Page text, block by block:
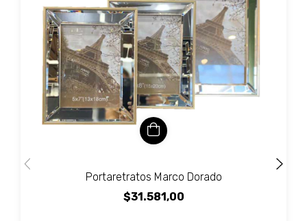
Portaretratos Marco Dorado
$31.581,00